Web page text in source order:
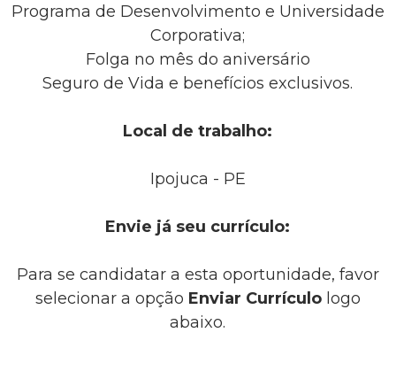
Programa de Desenvolvimento e Universidade
Corporativa;
Folga no mês do aniversário
Seguro de Vida e benefícios exclusivos.
Local de trabalho:
Ipojuca - PE
Envie já seu currículo:
Para se candidatar a esta oportunidade, favor
selecionar a opção Enviar Currículologo
abaixo.